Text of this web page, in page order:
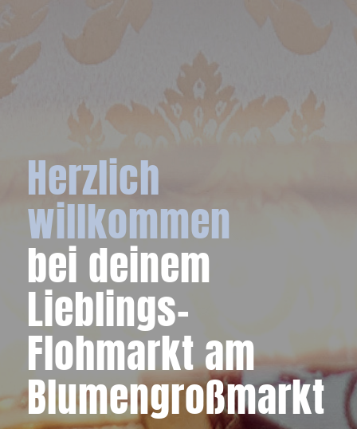
Herzlich
willkommen
bei deinem
Lieblings-
Flohmarkt am
Blumengroßmarkt